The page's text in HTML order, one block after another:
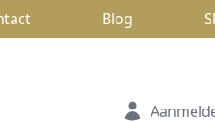
18u Blog